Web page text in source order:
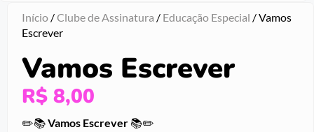
Início /Clube de Assinatura / Educação Especial / Vamos
Escrever
Vamos Escrever
R$ 8,00
✏️📚Vamos Escrever 📚✏️